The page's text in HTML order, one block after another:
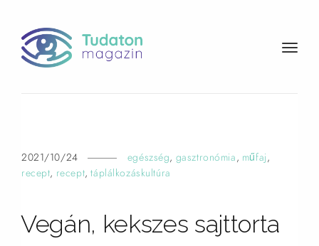
t
2021/10/24 egészség, gasztronómia, műfaj,
recept, recept,táplálkozáskultúra
Vegán, kekszes sajttorta